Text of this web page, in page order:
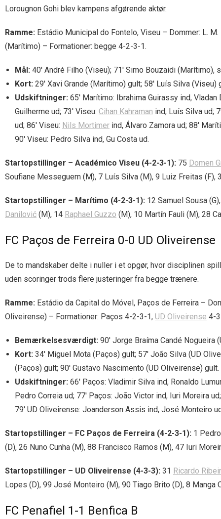
Lorougnon Gohi blev kampens afgørende aktør.
Ramme: Estádio Municipal do Fontelo, Viseu – Dommer: L.
(Marítimo) – Formationer: begge 4-2-3-1.
Mål: 40′ André Filho (Viseu); 71′ Simo Bouzaidi (Marítimo),
Kort: 29′ Xavi Grande (Marítimo) gult; 58′ Luís Silva
Udskiftninger: 65′ Marítimo: Ibrahima Guirassy ind,
Guilherme ud; 73′ Viseu: Cihan Kahraman ind, Luís Silva ud;
ud; 86′ Viseu: Nils Mortimer ind, Álvaro Zamora ud; 88′
90′ Viseu: Pedro Silva ind, Gu Costa ud.
Startopstillinger – Académico Viseu (4-2-3-1): 75 Domen
Soufiane Messeguem (M), 7 Luís Silva (M), 9 Luiz Freitas (F),
Startopstillinger – Marítimo (4-2-3-1): 12 Samuel Sousa
Danilović (M), 14 Raphael Guzzo (M), 10 Martín Fauli (M), 28
FC Paços de Ferreira 0-0 UD Oliveirense
De to mandskaber delte i nuller i et opgør, hvor disciplinen
uden scoringer trods flere justeringer fra begge trænere.
Ramme: Estádio da Capital do Móvel, Paços de Ferreira –
Oliveirense) – Formationer: Paços 4-2-3-1, UD Oliveirense 4-
Bemærkelsesværdigt: 90′ Jorge Braíma Candé
Kort: 34′ Miguel Mota (Paços) gult; 57′ João Silva (UD
(Paços) gult; 90′ Gustavo Nascimento (UD Oliveirense) gult.
Udskiftninger: 66′ Paços: Vladimir Silva ind, Ronaldo
Pedro Correia ud; 77′ Paços: João Victor ind, Iuri Moreira
79′ UD Oliveirense: Joanderson Assis ind, José Monteiro
Startopstillinger – FC Paços de Ferreira (4-2-3-1): 1
(D), 26 Nuno Cunha (M), 88 Francisco Ramos (M), 47 Iuri
Startopstillinger – UD Oliveirense (4-3-3): 31 Ricardo
Lopes (D), 99 José Monteiro (M), 90 Tiago Brito (D), 8 Manga
FC Penafiel 1-1 Benfica B